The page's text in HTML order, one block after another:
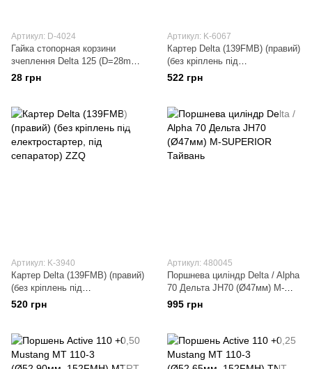
Артикул: D-4024
Гайка стопорная корзини
зчеплення Delta 125 (D=28mm,
d=12.5 mm) KOMATCU
28 грн
Артикул: K-6067
Картер Delta (139FMB) (правий)
(без кріплень під
електростартер, під сепаратор)
MANLE
522 грн
Артикул: K-3940
Картер Delta (139FMB) (правий)
(без кріплень під
електростартер, під сепаратор)
520 грн
Артикул: 480045
Поршнева циліндр Delta / Alpha
70 Дельта JH70 (Ø47мм) M-
SUPERIOR Тайвань
995 грн